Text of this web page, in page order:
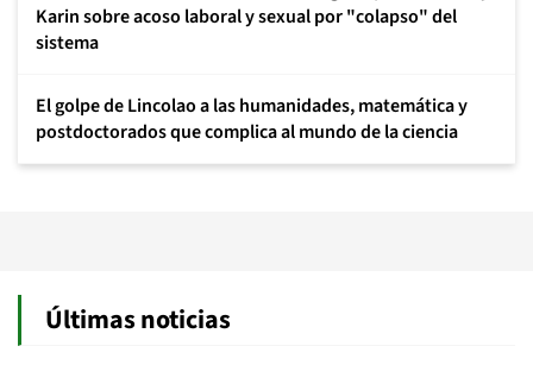
Karin sobre acoso laboral y sexual por "colapso" del
sistema
El golpe de Lincolao a las humanidades, matemática y
postdoctorados que complica al mundo de la ciencia
Últimas noticias